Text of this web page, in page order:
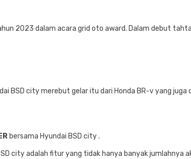
2023 dalam acara grid oto award. Dalam debut
BSD city merebut gelar itu dari Honda BR-v yang juga
bersama Hyundai BSD city .
city adalah fitur yang tidak hanya banyak jumlahnya